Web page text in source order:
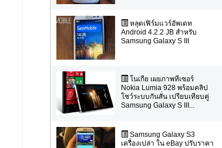
หลุดเฟิร์มแวร์อัพเดท
Android 4.2.2 JB สำหรับ
Samsung Galaxy S III
โนเกีย เผยภาพทีเซอร์
Nokia Lumia 928 พร้อมคลิป
โชว์ระบบกันสั่น เปรียบเทียบคู่
Samsung Galaxy S III...
Samsung Galaxy S3
เครื่องเปล่า ใน eBay ปรับราคา